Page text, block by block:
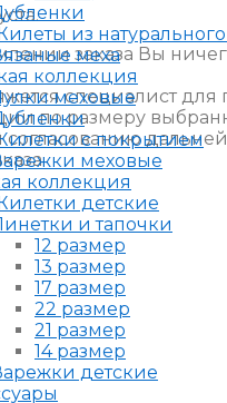
заказа Вы
специалист для
по размеру
согласованию
из
меха
коллекция
меховые
с покрытием
меховые
коллекция
детские
и тапочки
12 размер
13 размер
17 размер
22 размер
21 размер
14 размер
детские